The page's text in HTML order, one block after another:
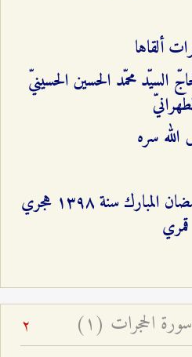
ألقاها
السيّد محمّد الحسين الحسينيّ
سره
طهران، مسجد القائم، رمضان المبارك سنة ۱٣٩۸ هجري
قمري
الحجرات (۱) 2